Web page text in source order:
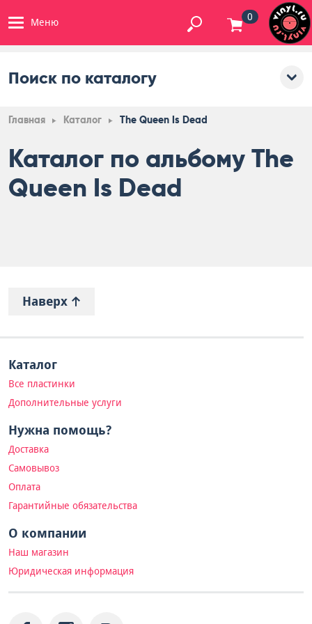
Меню 0
Поиск по каталогу
Главная Каталог The Queen Is Dead
Каталог по альбому The
Queen Is Dead
Наверх
Каталог
Все пластинки
Дополнительные услуги
Нужна помощь?
Доставка
Самовывоз
Оплата
Гарантийные обязательства
О компании
Наш магазин
Юридическая информация